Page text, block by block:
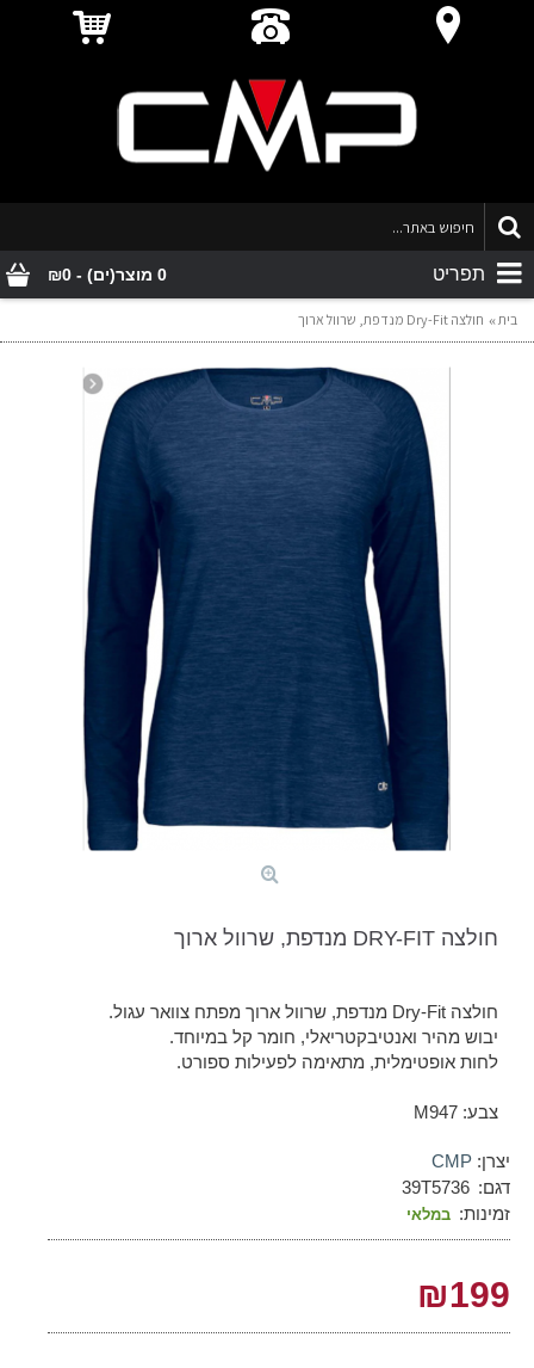
0 מוצר(ים) - ₪0 תפריט
בית חולצה Dry-Fit מנדפת, שרוול ארוך
חולצה DRY-FIT מנדפת, שרוול ארוך
חולצה Dry-Fit מנדפת, שרוול ארוך מפתח צוואר עגול.
יבוש מהיר ואנטיבקטריאלי, חומר קל במיוחד.
לחות אופטימלית, מתאימה לפעילות ספורט.
צבע: M947
יצרן: CMP
דגם: 39T5736
זמינות: במלאי
₪199